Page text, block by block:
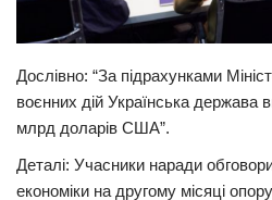
Привітання
Події
Кримінал
Трагедії
Дослівно: “За підрахунками
воєнних дій Українська держава
млрд доларів США”.
Деталі: Учасники наради
економіки на другому місяці